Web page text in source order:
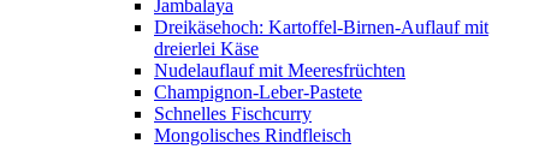
Jambalaya
Dreikäsehoch: Kartoffel-Birnen-Auflauf mit
dreierlei Käse
Nudelauflauf mit Meeresfrüchten
Champignon-Leber-Pastete
Schnelles Fischcurry
Mongolisches Rindfleisch